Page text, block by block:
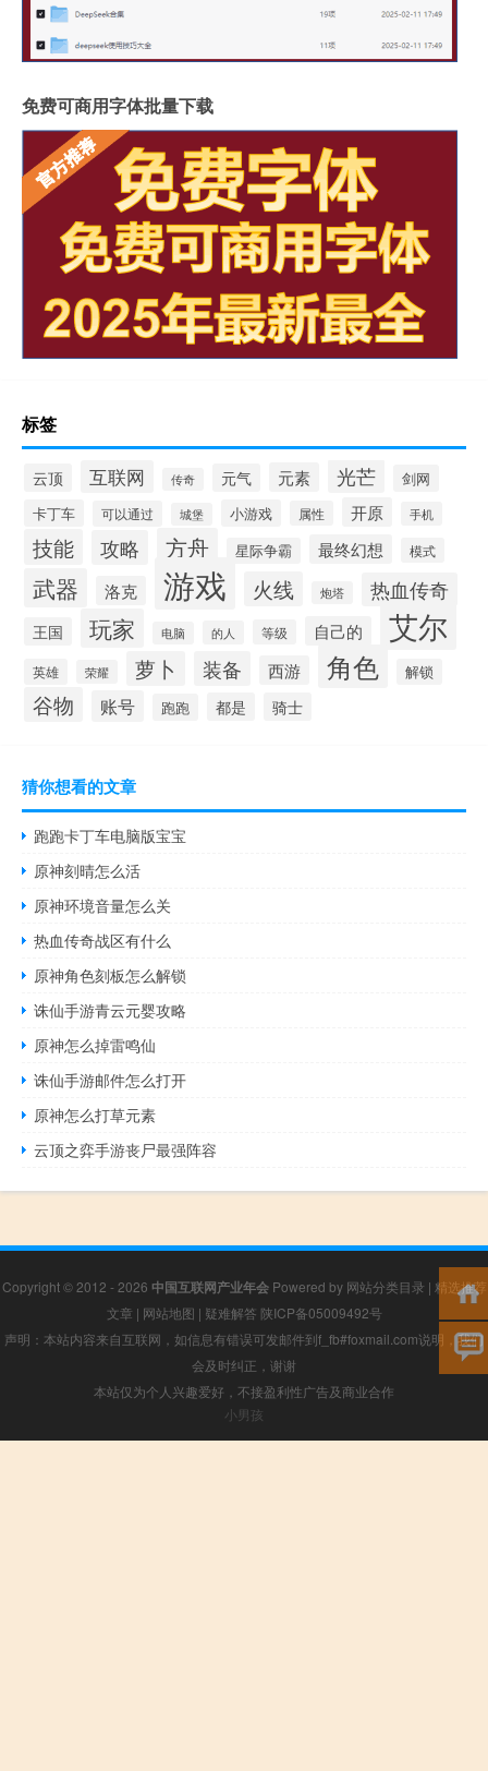
免费可商用字体批量下载
标签
云顶 互联网 传奇 元气 元素 光芒
剑网
卡丁车
可以通过 城堡 小游戏 属性 开原 手机
技能 攻略 方舟 星际争霸 最终幻想 模式
武器 洛克 游戏 火线 炮塔 热血传奇
王国 玩家 电脑 的人 等级 自己的 艾尔
英雄 荣耀 萝卜 装备 西游 角色 解锁
谷物 账号 跑跑 都是 骑士
猜你想看的文章
跑跑卡丁车电脑版宝宝
原神刻晴怎么活
原神环境音量怎么关
热血传奇战区有什么
原神角色刻板怎么解锁
诛仙手游青云元婴攻略
原神怎么掉雷鸣仙
诛仙手游邮件怎么打开
原神怎么打草元素
云顶之弈手游丧尸最强阵容
Copyright © 2012 - 2026 中国互联网产业年会Powered by 网站分类目录 | 精选推荐
文章 | 网站地图 | 疑难解答 陕ICP备05009492号
声明：本站内容来自互联网，如信息有错误可发邮件到f_fb#foxmail.com说明，我们
会及时纠正，谢谢
本站仅为个人兴趣爱好，不接盈利性广告及商业合作
小男孩